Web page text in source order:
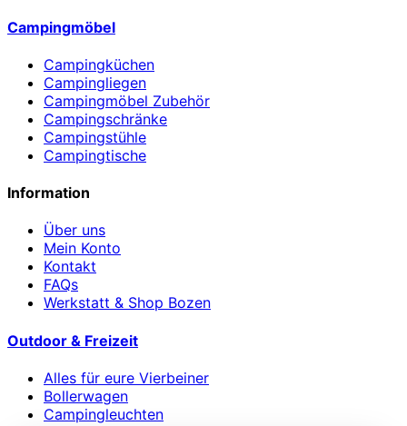
Campingmöbel
Campingküchen
Campingliegen
Campingmöbel Zubehör
Campingschränke
Campingstühle
Campingtische
Information
Über uns
Mein Konto
Kontakt
FAQs
Werkstatt & Shop Bozen
Outdoor & Freizeit
Alles für eure Vierbeiner
Bollerwagen
Campingleuchten